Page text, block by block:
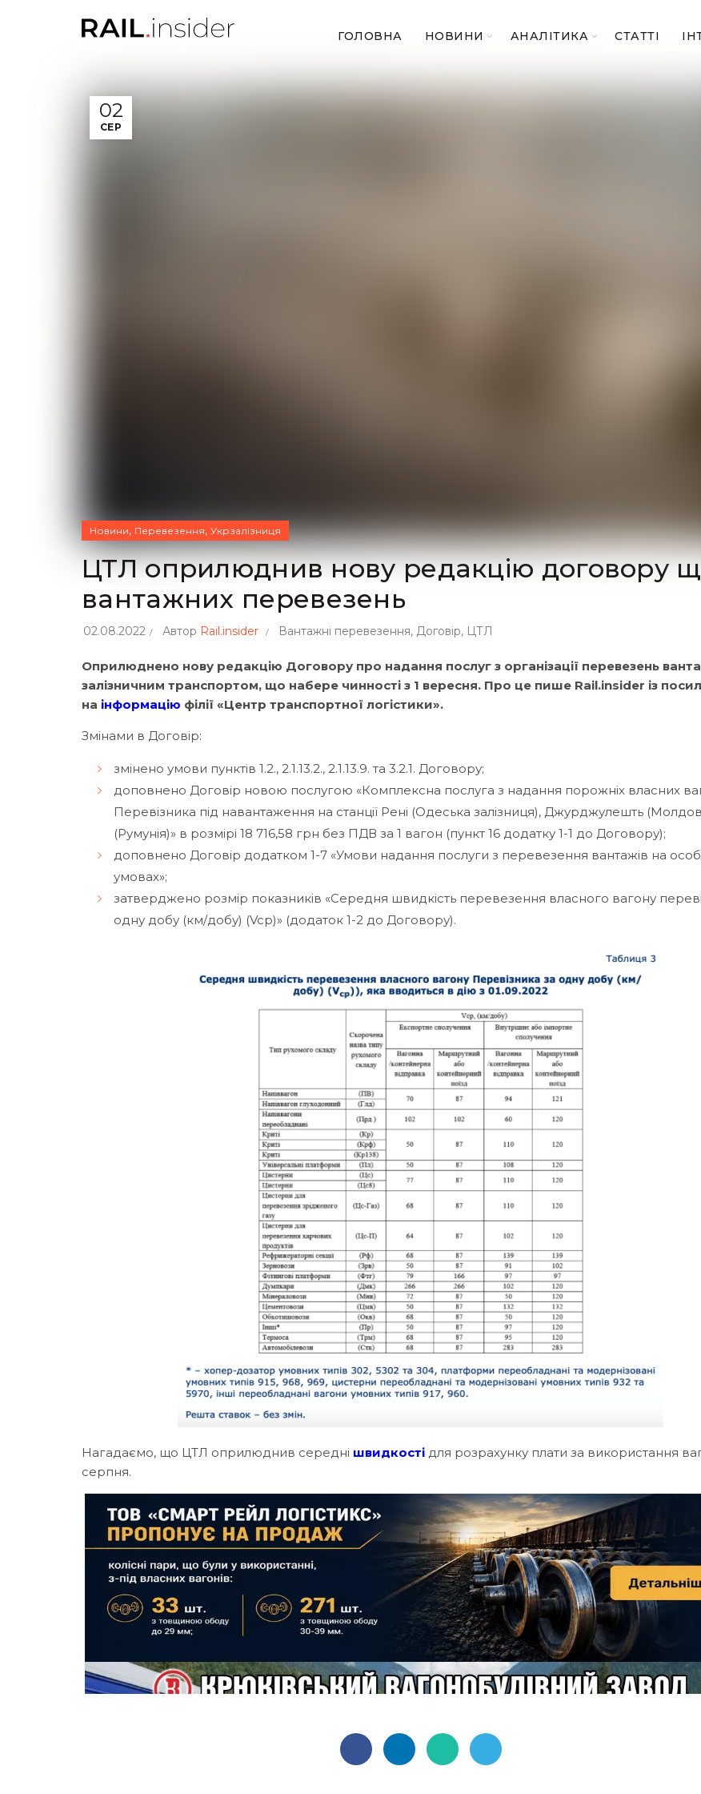
ГОЛОВНА НОВИНИ АНАЛІТИКА СТАТТІ
02
СЕР
Новини, Перевезення, Укрзалізниця
ЦТЛ оприлюднив нову редакцію договору
вантажних перевезень
02.08.2022 Автор Rail.insider Вантажні перевезення, Договір, ЦТЛ
Оприлюднено нову редакцію Договору про надання послуг з організації перевезень
залізничним транспортом, що набере чинності з 1 вересня. Про це пише Rail.insider із
на інформацію філії «Центр транспортної логістики».
Змінами в Договір:
змінено умови пунктів 1.2., 2.1.13.2., 2.1.13.9. та 3.2.1. Договору;
доповнено Договір новою послугою «Комплексна послуга з надання порожніх власних
Перевізника під навантаження на станції Рені (Одеська залізниця), Джурджулешть
(Румунія)» в розмірі 18 716,58 грн без ПДВ за 1 вагон (пункт 16 додатку 1-1 до Договору);
доповнено Договір додатком 1-7 «Умови надання послуги з перевезення вантажів на
умовах»;
затверджено розмір показників «Середня швидкість перевезення власного вагону
одну добу (км/добу) (Vcр)» (додаток 1-2 до Договору).
Нагадаємо, що ЦТЛ оприлюднив середні швидкості для розрахунку плати за використання
серпня.